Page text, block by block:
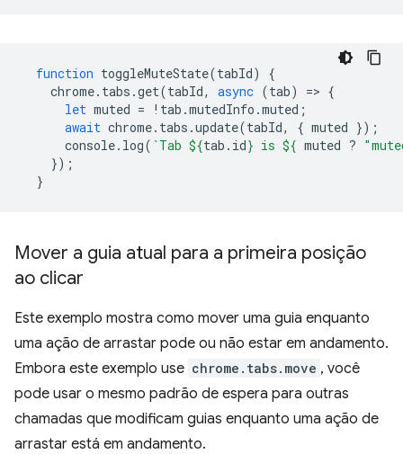
function toggleMuteState(tabId)
{
chrome. tabs .get(tabId, async (tab) => {
let muted = ! tab .mutedInfo .muted ;
await chrome. tabs .update(tabId, { muted });
console. log( `Tab ${tab . id} is ${ muted ?
});
}
Mover a guia atual para a primeira posição
ao clicar
Este exemplo mostra como mover uma guia enquanto
uma ação de arrastar pode ou não estar em andamento.
Embora este exemplo use chrome.tabs.move , você
pode usar o mesmo padrão de espera para outras
chamadas que modificam guias enquanto uma ação de
arrastar está em andamento.